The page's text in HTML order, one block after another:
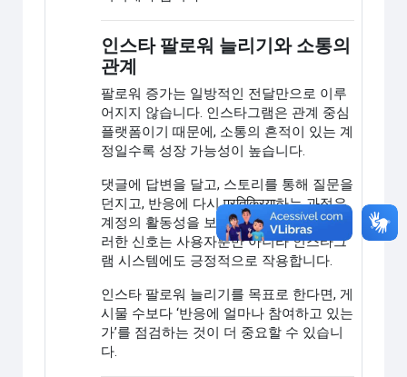
인스타 팔로워 늘리기와 소통의
관계
팔로워 증가는 일방적인 전달만으로 이루
어지지 않습니다. 인스타그램은 관계 중심
플랫폼이기 때문에, 소통의 흔적이 있는 계
정일수록 성장 가능성이 높습니다.
댓글에 답변을 달고, 스토리를 통해 질문을
던지고, 반응에 다시 प्रतिक्रिया하는 과정은
계정의 활동성을 보여주는 신호입니다. 이
러한 신호는 사용자뿐만 아니라 인스타그
램 시스템에도 긍정적으로 작용합니다.
인스타 팔로워 늘리기를 목표로 한다면, 게
시물 수보다 ‘반응에 얼마나 참여하고 있는
가’를 점검하는 것이 더 중요할 수 있습니
다.